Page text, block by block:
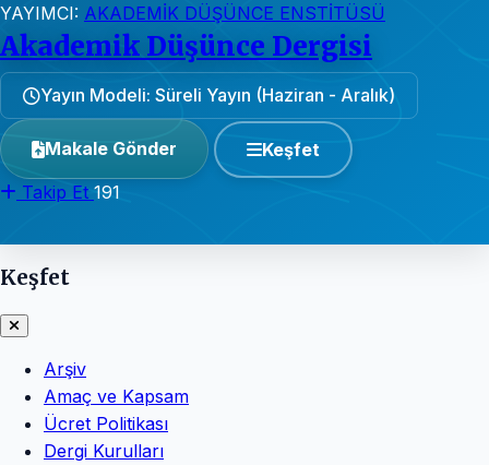
YAYIMCI: AKADEMİK DÜŞÜNCE ENSTİTÜSÜ
Akademik Düşünce Dergisi
Yayın Modeli: Süreli Yayın (Haziran - Aralık)
Makale Gönder
Keşfet
Takip Et 191
Keşfet
Arşiv
Amaç ve Kapsam
Ücret Politikası
Dergi Kurulları